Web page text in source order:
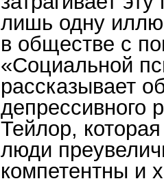
лишь одну
в обществе с
«Социальной
рассказывает
депрессивного
Тейлор,
люди
компетентны и